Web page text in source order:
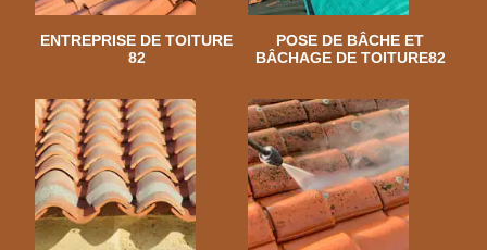
ENTREPRISE DE TOITURE
82
POSE DE BÂCHE ET
BÂCHAGE DE TOITURE82